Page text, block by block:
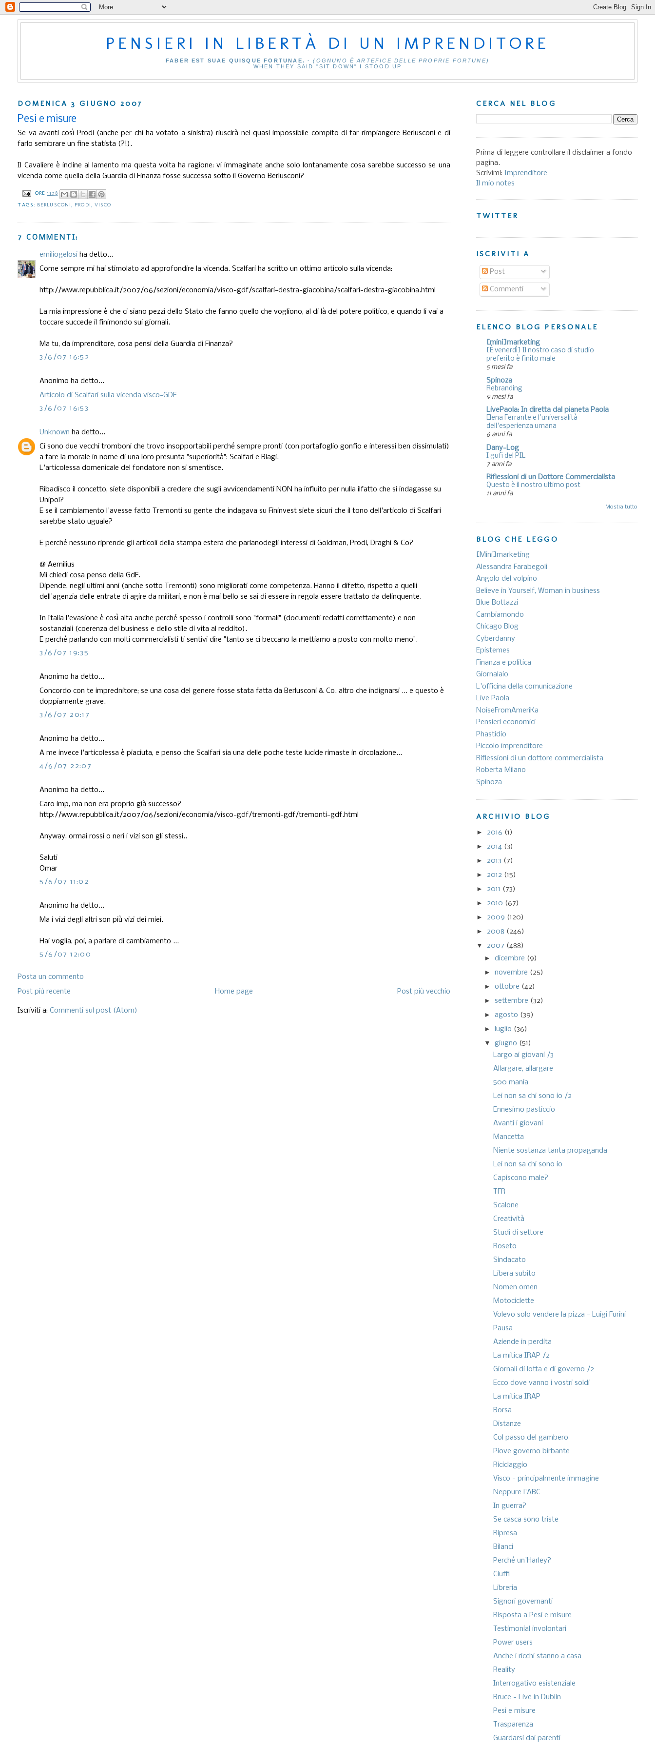
PENSIERI IN LIBERTÀ DI UN IMPRENDITORE
FABER EST SUAE QUISQUE FORTUNAE. -(OGNUNO È ARTEFICE DELLE PROPRIE FORTUNE)
WHEN THEY SAID "SIT DOWN" I STOOD UP
DOMENICA 3 GIUGNO 2007
Pesi e misure
Se va avanti così Prodi (anche per chi ha votato a sinistra) riuscirà nel quasi impossibile compito di far rimpiangere Berlusconi e di
farlo sembrare un fine statista (?!).
Il Cavaliere è incline al lamento ma questa volta ha ragione: vi immaginate anche solo lontanamente cosa sarebbe successo se una
vicenda come quella della Guardia di Finanza fosse successa sotto il Governo Berlusconi?
ORE11:18
TAGS: BERLUSCONI PRODI VISCO
7 COMMENTI:
emiliogelosi ha detto...
Come sempre mi hai stimolato ad approfondire la vicenda. Scalfari ha scritto un ottimo articolo sulla vicenda:
http://www.repubblica.it/2007/06/sezioni/economia/visco-gdf/scalfari-destra-giacobina/scalfari-destra-giacobina.html
La mia impressione è che ci siano pezzi dello Stato che fanno quello che vogliono, al di là del potere politico, e quando li vai a
toccare succede il finimondo sui giornali.
Ma tu, da imprenditore, cosa pensi della Guardia di Finanza?
3/6/07 16:52
Anonimo ha detto...
Articolo di Scalfari sulla vicenda visco-GDF
3/6/07 16:53
Unknown ha detto...
Ci sono due vecchi tromboni che trovo insopportabili perché sempre pronti (con portafoglio gonfio e interessi ben dissimulati)
a fare la morale in nome di una loro presunta "superiorità": Scalfari e Biagi.
L'articolessa domenicale del fondatore non si smentisce.
Ribadisco il concetto, siete disponibili a credere che sugli avvicendamenti NON ha influito per nulla ilfatto che si indagasse su
Unipol?
E se il cambiamento l'avesse fatto Tremonti su gente che indagava su Fininvest siete sicuri che il tono dell'articolo di Scalfari
sarebbe stato uguale?
E perché nessuno riprende gli articoli della stampa estera che parlanodegli interessi di Goldman, Prodi, Draghi & Co?
@ Aemilius
Mi chiedi cosa penso della GdF.
Dipende, negli ultimi anni (anche sotto Tremonti) sono migliorati come competenza. Hanno il difetto, rispetto a quelli
dell'agenzia delle entrate di agire da militari, e non è mai bello se sai di essere in regola essere trattato da delinquente.
In Italia l'evasione è così alta anche perché spesso i controlli sono "formali" (documenti redatti correttamente) e non
sostanziali (coerenza del business e dello stile di vita al reddito).
E perché parlando con molti commercialisti ti sentivi dire "tanto se ci beccano la mettiamo a posto con molto meno".
3/6/07 19:35
Anonimo ha detto...
Concordo con te imprednitore; se una cosa del genere fosse stata fatta da Berlusconi & Co. altro che indignarsi ... e questo è
doppiamente grave.
3/6/07 20:17
Anonimo ha detto...
A me invece l'articolessa è piaciuta, e penso che Scalfari sia una delle poche teste lucide rimaste in circolazione...
4/6/07 22:07
Anonimo ha detto...
Caro imp, ma non era proprio già successo?
http://www.repubblica.it/2007/06/sezioni/economia/visco-gdf/tremonti-gdf/tremonti-gdf.html
Anyway, ormai rossi o neri i vizi son gli stessi..
Saluti
Omar
5/6/07 11:02
Anonimo ha detto...
Ma i vizi degli altri son più vizi dei miei.
Hai voglia, poi, a parlare di cambiamento ...
5/6/07 12:00
Posta un commento
Post più recente
Post più vecchio
Home page
Iscriviti a:Commenti sul post (Atom)
CERCA NEL BLOG
Prima di leggere controllare il disclaimer a fondo
pagina.
Scrivimi: Imprenditore
Il mio notes
TWITTER
ISCRIVITI A
Post
Commenti
ELENCO BLOG PERSONALE
[mini]marketing
[È venerdì] Il nostro caso di studio
preferito è finito male
5 mesi fa
Spinoza
Rebranding
9 mesi fa
LivePaola: In diretta dal pianeta Paola
Elena Ferrante e l'universalità
dell'esperienza umana
6 anni fa
Dany-Log
I gufi del PIL
7 anni fa
Riflessioni di un Dottore Commercialista
Questo è il nostro ultimo post
11 anni fa
Mostra tutto
BLOG CHE LEGGO
[Mini]marketing
Alessandra Farabegoli
Angolo del volpino
Believe in Yourself, Woman in business
Blue Bottazzi
Cambiamondo
Chicago Blog
Cyberdanny
Epistemes
Finanza e politica
Giornalaio
L'officina della comunicazione
Live Paola
NoiseFromAmeriKa
Pensieri economici
Phastidio
Piccolo imprenditore
Riflessioni di un dottore commercialista
Roberta Milano
Spinoza
ARCHIVIO BLOG
► 2016 (1)
► 2014 (3)
► 2013 (7)
► 2012 (15)
► 2011 (73)
► 2010 (67)
► 2009 (120)
► 2008 (246)
▼ 2007 (488)
►dicembre (9)
►novembre (25)
►ottobre (42)
► settembre (32)
►agosto (39)
►luglio (36)
▼giugno (51)
Largo ai giovani /3
Allargare, allargare
500 mania
Lei non sa chi sono io /2
Ennesimo pasticcio
Avanti i giovani
Mancetta
Niente sostanza tanta propaganda
Lei non sa chi sono io
Capiscono male?
TFR
Scalone
Creatività
Studi di settore
Roseto
Sindacato
Libera subito
Nomen omen
Motociclette
Volevo solo vendere la pizza - Luigi Furini
Pausa
Aziende in perdita
La mitica IRAP /2
Giornali di lotta e di governo /2
Ecco dove vanno i vostri soldi
La mitica IRAP
Borsa
Distanze
Col passo del gambero
Piove governo birbante
Riciclaggio
Visco - principalmente immagine
Neppure l'ABC
In guerra?
Se casca sono triste
Ripresa
Bilanci
Perché un'Harley?
Ciuffi
Libreria
Signori governanti
Risposta a Pesi e misure
Testimonial involontari
Power users
Anche i ricchi stanno a casa
Reality
Interrogativo esistenziale
Bruce - Live in Dublin
Pesi e misure
Trasparenza
Guardarsi dai parenti